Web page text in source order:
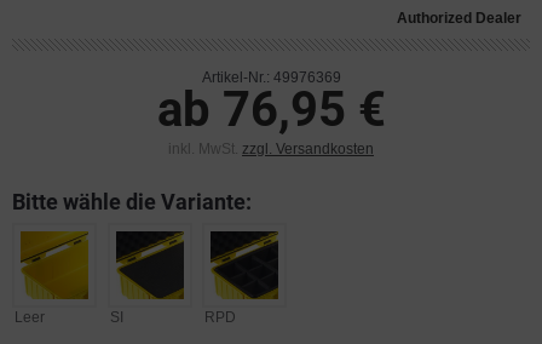
Authorized Dealer
Artikel-Nr.: 49976369
ab 76,95 €
inkl. MwSt. zzgl. Versandkosten
Bitte wähle die Variante:
Leer SI RPD